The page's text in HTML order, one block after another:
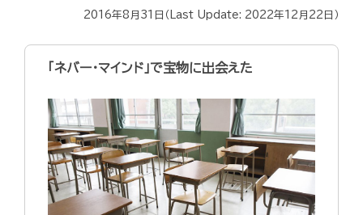
2016年8月31日 （Last Update: 2022年12月22日 ）
「ネバー・マインド」で宝物に出会えた